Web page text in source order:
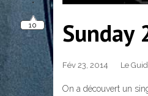
Sunday
Fév 23, 2014 Le
On a découvert un